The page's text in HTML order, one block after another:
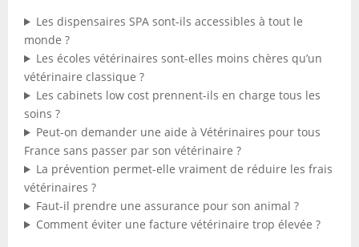
Les dispensaires SPA sont-ils accessibles à tout le
monde ?
Les écoles vétérinaires sont-elles moins chères qu’un
vétérinaire classique ?
Les cabinets low cost prennent-ils en charge tous les
soins ?
Peut-on demander une aide à Vétérinaires pour tous
France sans passer par son vétérinaire ?
La prévention permet-elle vraiment de réduire les frais
vétérinaires ?
Faut-il prendre une assurance pour son animal ?
Comment éviter une facture vétérinaire trop élevée ?